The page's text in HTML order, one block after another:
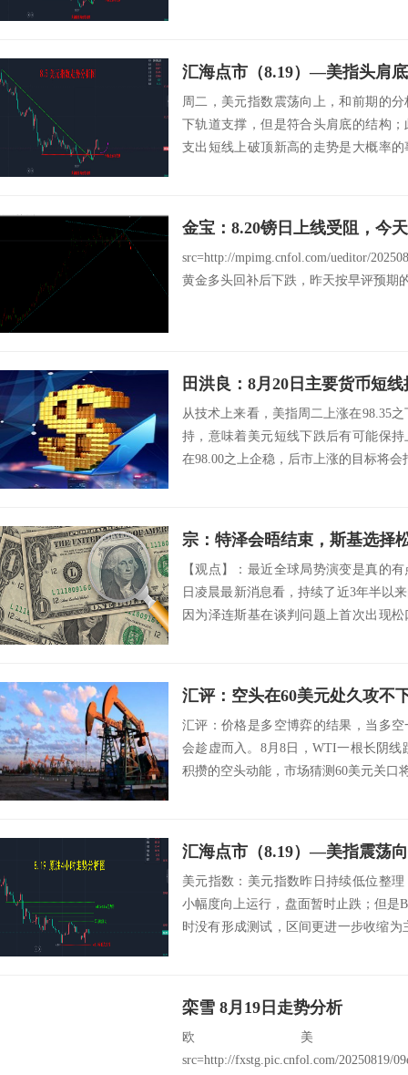
周二，美元指数震荡向上，和前期的
下轨道支撑，但是符合头肩底的结构
支出短线上破顶新高的走势是大概率
金宝：8.20镑日上线受阻，今
src=http://mpimg.cnfol.com/ueditor/
黄金多头回补后下跌，昨天按早评预期
田洪良：8月20日主要货币
从技术上来看，美指周二上涨在98.35
持，意味着美元短线下跌后有可能保
在98.00之上企稳，后市上涨的目标将会
宗：特泽会晤结束，斯基选择
【观点】：最近全球局势演变是真的
日凌晨最新消息看，持续了近3年半以
因为泽连斯基在谈判问题上首次出现
汇评：空头在60美元处久攻不
汇评：价格是多空博弈的结果，当多
会趁虚而入。8月8日，WTI一根长阴线
积攒的空头动能，市场猜测60美元关口
美元指数：美元指数昨日持续低位整
小幅度向上运行，盘面暂时止跌；但是
时没有形成测试，区间更进一步收缩
栾雪 8月19日走势分析
欧美：
src=http://fxstg.pic.cnfol.com/20250819/